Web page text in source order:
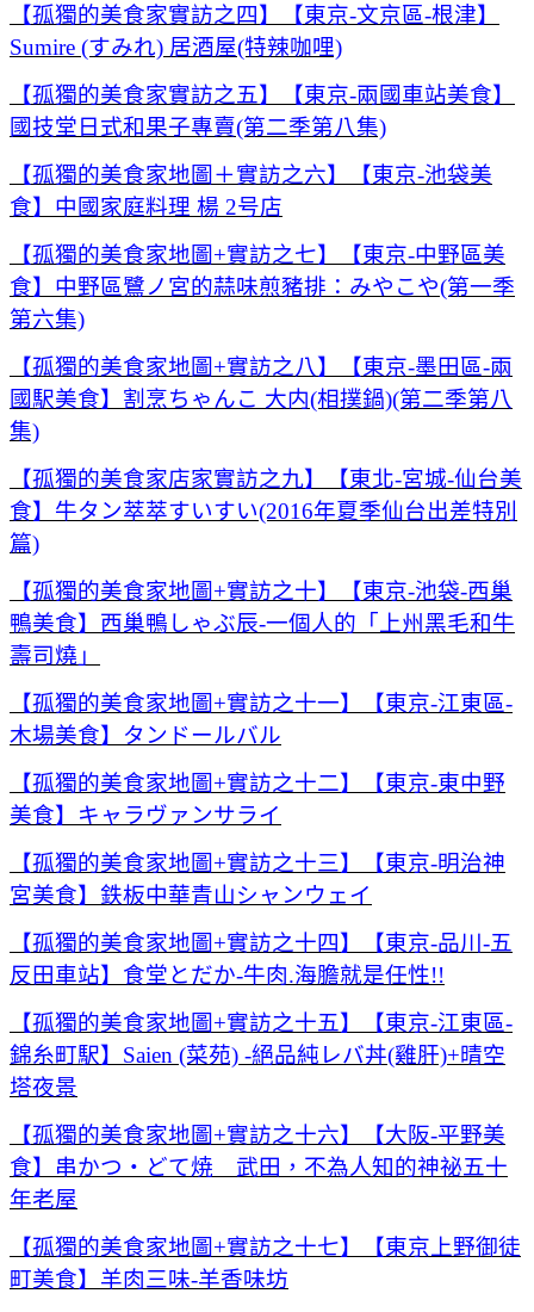
【孤獨的美食家實訪之四】【東京-文京區-根津】
Sumire (すみれ) 居酒屋(特辣咖哩)
【孤獨的美食家實訪之五】【東京-兩國車站美食】
國技堂日式和果子專賣(第二季第八集)
【孤獨的美食家地圖＋實訪之六】【東京-池袋美
食】中國家庭料理 楊 2号店
【孤獨的美食家地圖+實訪之七】【東京-中野區美
食】中野區鷺ノ宮的蒜味煎豬排：みやこや(第一季
第六集)
【孤獨的美食家地圖+實訪之八】【東京-墨田區-兩
國駅美食】割烹ちゃんこ 大内(相撲鍋)(第二季第八
集)
【孤獨的美食家店家實訪之九】【東北-宮城-仙台美
食】牛タン萃萃すいすい(2016年夏季仙台出差特別
篇)
【孤獨的美食家地圖+實訪之十】【東京-池袋-西巢
鴨美食】西巢鴨しゃぶ辰-一個人的「上州黑毛和牛
壽司燒」
【孤獨的美食家地圖+實訪之十一】【東京-江東區-
木場美食】タンドールバル
【孤獨的美食家地圖+實訪之十二】【東京-東中野
美食】キャラヴァンサライ
【孤獨的美食家地圖+實訪之十三】【東京-明治神
宮美食】鉄板中華青山シャンウェイ
【孤獨的美食家地圖+實訪之十四】【東京-品川-五
反田車站】食堂とだか-牛肉.海膽就是任性!!
【孤獨的美食家地圖+實訪之十五】【東京-江東區-
錦糸町駅】Saien (菜苑) -絕品純レバ丼(雞肝)+晴空
塔夜景
【孤獨的美食家地圖+實訪之十六】【大阪-平野美
食】串かつ・どて焼 武田，不為人知的神祕五十
年老屋
【孤獨的美食家地圖+實訪之十七】【東京上野御徒
町美食】羊肉三味-羊香味坊